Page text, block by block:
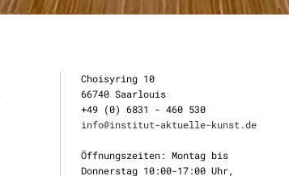
Choisyring 10
66740 Saarlouis
+49 (0) 6831 - 460 530
info@institut-aktuelle-kunst.de
Öffnungszeiten: Montag bis
Donnerstag 10:00-17:00 Uhr,